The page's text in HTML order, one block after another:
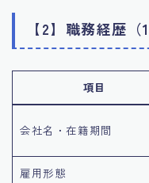
【2】職務経歴（
項目
会社名・在籍期間
雇用形態